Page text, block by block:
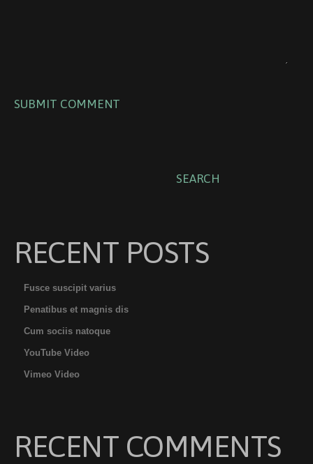
RECENT POSTS
Fusce suscipit varius
Penatibus et magnis dis
Cum sociis natoque
YouTube Video
Vimeo Video
RECENT COMMENTS